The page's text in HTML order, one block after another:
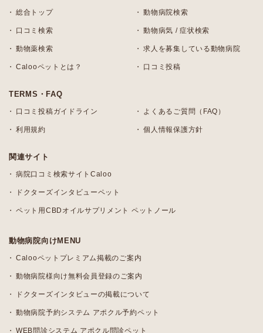
総合トップ 動物病院検索
口コミ検索 動物病気 / 症状検索
動物薬検索 求人を募集している動物病院
Calooペットとは？ 口コミ投稿
TERMS・FAQ
口コミ投稿ガイドライン よくあるご質問（FAQ）
利用規約 個人情報保護方針
関連サイト
病院口コミ検索サイトCaloo
ドクターズインタビューペット
ペット用CBDオイルサプリメント ペットノール
動物病院向けMENU
Calooペットプレミアム掲載のご案内
動物病院様向け無料会員登録のご案内
ドクターズインタビューの掲載について
動物病院予約システム アポクル予約ペット
WEB問診システム アポクル問診ペット